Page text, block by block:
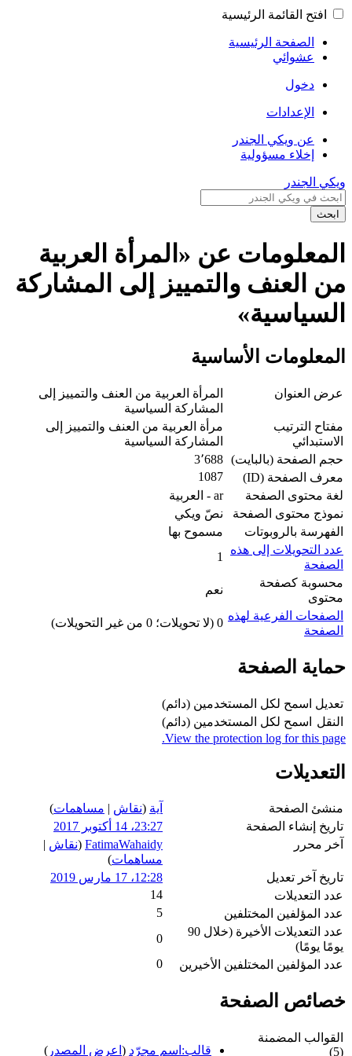
افتح القائمة الرئيسية
الصفحة الرئيسية
عشوائي
دخول
الإعدادات
عن ويكي الجندر
إخلاء مسؤولية
ويكي الجندر
ابحث
المعلومات عن «المرأة العربية
من العنف والتمييز إلى المشاركة
السياسية»
المعلومات الأساسية
عرض العنوان
المرأة العربية من العنف والتمييز إلى
المشاركة السياسية
مفتاح الترتيب
الاستبدائي
مرأة العربية من العنف والتمييز إلى
المشاركة السياسية
حجم الصفحة (بالبايت) 3٬688
معرف الصفحة (ID)
1087
لغة محتوى الصفحة
ar - العربية
نموذج محتوى الصفحة
نصّ ويكي
الفهرسة بالروبوتات
مسموح بها
عدد التحويلات إلى هذه
الصفحة
1
محسوبة كصفحة
محتوى
نعم
الصفحات الفرعية لهذه
الصفحة
0 (لا تحويلات؛ 0 من غير التحويلات)
حماية الصفحة
تعديل اسمح لكل المستخدمين (دائم)
النقل
اسمح لكل المستخدمين (دائم)
View the protection log for this page.
التعديلات
منشئ الصفحة آية (نقاش | مساهمات)
تاريخ إنشاء الصفحة
23:27، 14 أكتوبر 2017
آخر محرر
FatimaWahaidy
(نقاش |
مساهمات)
تاريخ آخر تعديل
12:28، 17 مارس 2019
عدد التعديلات
14
عدد المؤلفين المختلفين
5
عدد التعديلات الأخيرة (خلال 90
يومًا يومًا)
0
عدد المؤلفين المختلفين الأخيرين
0
خصائص الصفحة
القوالب المضمنة
(5)
قالب:اسم مجرّد ( اعرض المصدر )